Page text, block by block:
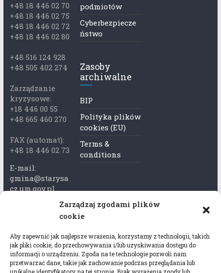
Zarządzaj zgodami plików
cookie
Aby zapewnić jak najlepsze wrażenia, korzystamy z technologii, takich
jak pliki cookie, do przechowywania i/lub uzyskiwania dostępu do
informacji o urządzeniu. Zgoda na te technologie pozwoli nam
przetwarzać dane, takie jak zachowanie podczas przeglądania lub
+48 18 446 02 70
+48 18 446 02 75
+48 18 446 02 72
+48 18 446 02 80
+48 516 124 928
+48 505 402 274
Zarządzanie
kryzysowe:
+18 446 00 55
+48 665 460 270
FAX (automat):
+48 18 446 02 73
E-mail:
gmina@starysa
cz.um.gov.pl
Adres skrzynki
rytka
Adres do e-
podmiotów
Cyberbezpiecze
ństwo
Zasoby
archiwalne
BIP
Polityka plików
cookies (EU)
Terms &
conditions